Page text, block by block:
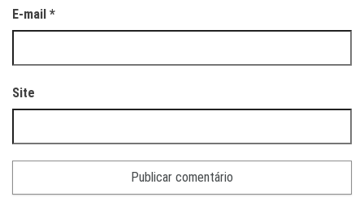
E-mail *
Site